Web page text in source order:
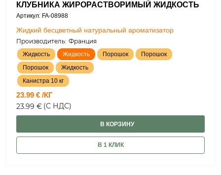
КЛУБНИКА ЖИРОРАСТВОРИМЫЙ ЖИДКОСТЬ
Артикул: FA-08988
Жидкий бесцветный натуральный ароматизатор
Производитель: Франция
Жидкость Жидкость Порошок
Порошок
Порошок
Жидкость
Канистра 10 кг
23.99 € /КГ
23.99 € (С НДС)
В КОРЗИНУ
В 1 КЛИК